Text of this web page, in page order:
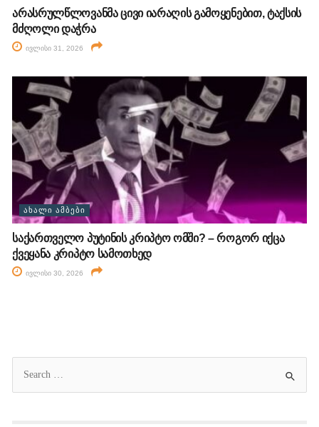
არასრულწლოვანმა ცივი იარაღის გამოყენებით, ტაქსის
მძღოლი დაჭრა
ივლისი 31, 2026
ᲐᲮᲐᲚᲘ ᲐᲛᲑᲔᲑᲘ
საქართველო პუტინის კრიპტო ომში? – როგორ იქცა
ქვეყანა კრიპტო სამოთხედ
ივლისი 30, 2026